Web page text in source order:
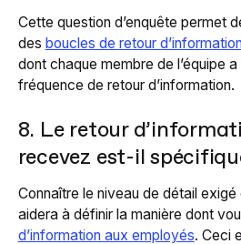
Cette question d’enquête permet
des boucles de retour
dont chaque membre de l’équipe
fréquence de retour d’information.
8. Le retour
recevez est-il
Connaître le niveau de détail
aidera à définir la manière dont
d’information aux employés. Ceci